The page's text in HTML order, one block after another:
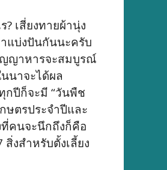
เสี่ยงทายผ้านุ่ง
แบ่งปันกันนะครับ
ญญาหารจะสมบูรณ์
นาจะได้ผล
ปีก็จะมี “วันพืช
ษตรประจำปีและ
คนจะนึกถึงก็คือ
งสำหรับตั้งเลี้ยง